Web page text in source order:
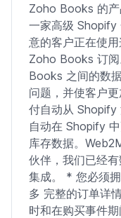
Zoho Books 的
一家高级 Shopify
意的客户正在使
Zoho Books 订
Books 之间的数
问题，并使客户
付自动从
自动在 Shopify
库存数据。
伙伴，我们已经
集成。 * 您必须
多 完整的订单详
时和在购买事件